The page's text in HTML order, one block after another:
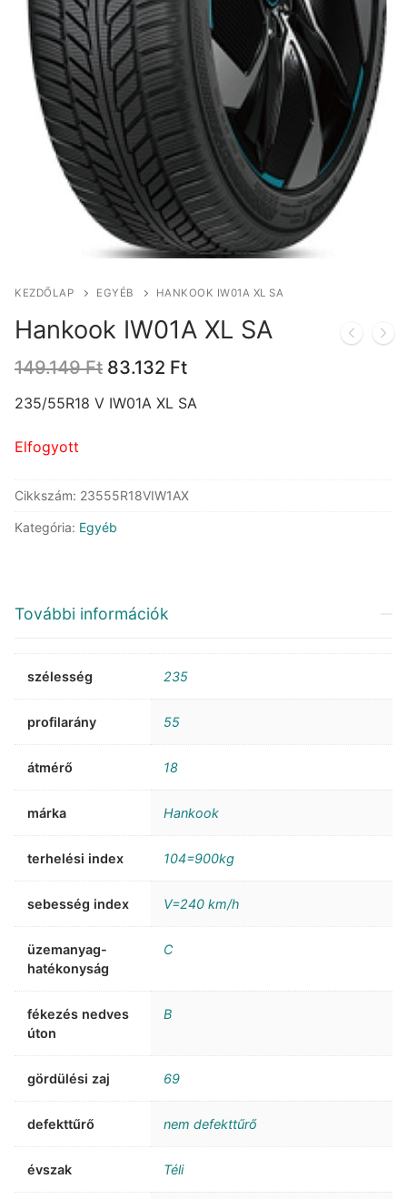
KEZDŐLAP EGYÉB HANKOOK IW01A XL SA
Hankook IW01A XL SA
149.149Ft Original
was:
83.132 FtCurrent
is:
235/55R18 V IW01A XL SA
Elfogyott
Cikkszám: 23555R18VIW1AX
Kategória: Egyéb
További információk
szélesség 235
profilarány 55
átmérő 18
márka Hankook
terhelési index 104=900kg
sebesség index V=240 km/h
üzemanyag-
hatékonyság
C
fékezés nedves
úton
B
gördülési zaj 69
defekttűrő nem defekttűrő
évszak Téli